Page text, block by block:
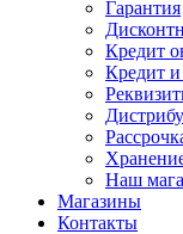
Гарантия
Кредит
Кредит и
Наш
Магазины
Контакты